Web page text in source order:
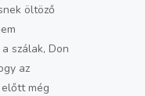
öltöző
szálak, Don
az
még